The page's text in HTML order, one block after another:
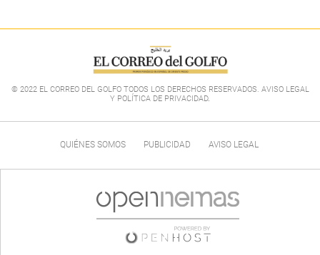
© 2022 EL CORREO DEL GOLFO TODOS LOS DERECHOS RESERVADOS. AVISO LEGAL
Y POLÍTICA DE PRIVACIDAD.
QUIÉNES SOMOS PUBLICIDAD AVISO LEGAL